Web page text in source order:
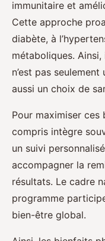
immunitaire et
Cette approche
diabète, à
métaboliques.
n’est pas seulement
aussi un choix de
Pour maximiser
compris intègre
un suivi
accompagner la
résultats. Le cadre
programme
bien-être global.